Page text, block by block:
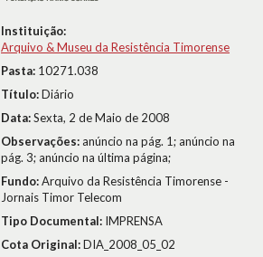
Instituição:
Arquivo & Museu da Resistência Timorense
Pasta: 10271.038
Título:Diário
Data:Sexta, 2 de Maio de 2008
Observações:anúncio na pág. 1; anúncio na
pág. 3; anúncio na última página;
Fundo:Arquivo da Resistência Timorense -
Jornais Timor Telecom
Tipo Documental: IMPRENSA
Cota Original:DIA_2008_05_02